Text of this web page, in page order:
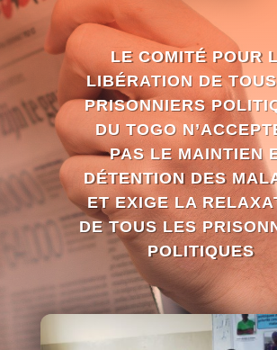
LE COMITÉ POUR
LIBÉRATION DE
PRISONNIERS
DU TOGO
PAS LE MAINTIEN
DÉTENTION DES
ET EXIGE LA
DE TOUS LES
POLITIQUES